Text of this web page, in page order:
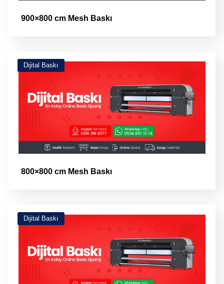
900×800 cm Mesh Baskı
Dijital Baskı
800×800 cm Mesh Baskı
Dijital Baskı